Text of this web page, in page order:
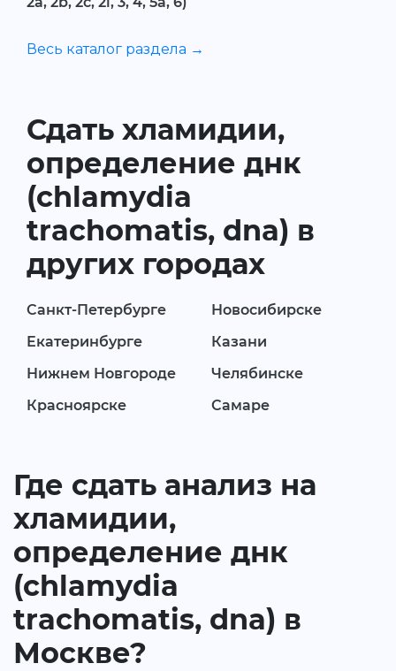
Весь каталог раздела →
Сдать хламидии,
определение днк
(chlamydia
trachomatis, dna) в
других городах
Санкт-Петербурге
Новосибирске
Екатеринбурге
Казани
Нижнем Новгороде
Челябинске
Красноярске
Самаре
Где сдать анализ на
хламидии,
определение днк
(chlamydia
trachomatis, dna) в
Москве?